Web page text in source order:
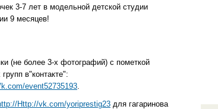
3-7 лет в модельной детской студии
9 месяцев!
(не более 3-х фотографий) с пометкой
в"контакте":
event52735193
Http://vk.com/yoriprestig23 для гагаринова